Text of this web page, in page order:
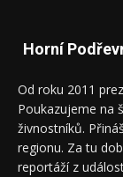
Horní
Od roku 2011
Poukazujeme na
živnostníků.
regionu. Za tu
reportáží z